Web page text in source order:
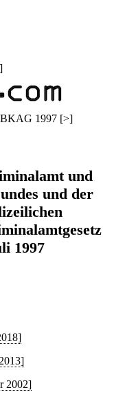
1997 [>]
und
und der
1997
2002]